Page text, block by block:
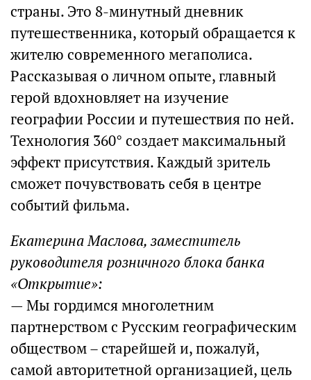
страны. Это 8-минутный дневник
путешественника, который обращается к
жителю современного мегаполиса.
Рассказывая о личном опыте, главный
герой вдохновляет на изучение
географии России и путешествия по ней.
Технология 360° создает максимальный
эффект присутствия. Каждый зритель
сможет почувствовать себя в центре
событий фильма.
Екатерина Маслова, заместитель
руководителя розничного блока банка
«Открытие»:
— Мы гордимся многолетним
партнерством с Русским географическим
обществом – старейшей и, пожалуй,
самой авторитетной организацией, цель